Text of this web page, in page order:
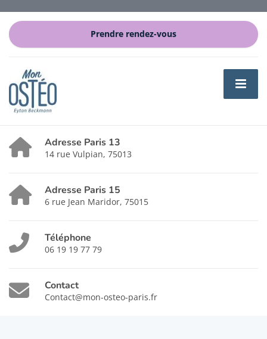
Prendre rendez-vous
Adresse Paris 13
14 rue Vulpian, 75013
Adresse Paris 15
6 rue Jean Maridor, 75015
Téléphone
06 19 19 77 79
Contact
Contact@mon-osteo-paris.fr